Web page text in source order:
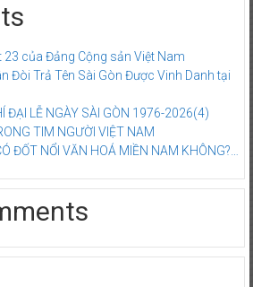
23 của Đảng Cộng sản Việt Nam
Đòi Trả Tên Sài Gòn Được Vinh Danh tại
ĐẠI LỄ NGÀY SÀI GÒN 1976-2026(4)
TIM NGƯỜI VIỆT NAM
ĐỐT NỔI VĂN HOÁ MIỀN NAM KHÔNG?…